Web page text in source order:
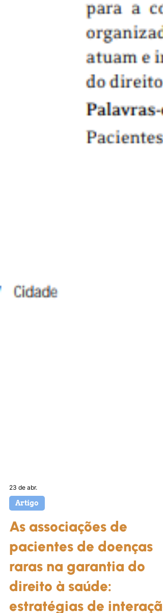
23 de abr.
Artigo
As associações de
pacientes de doenças
raras na garantia do
direito à saúde: